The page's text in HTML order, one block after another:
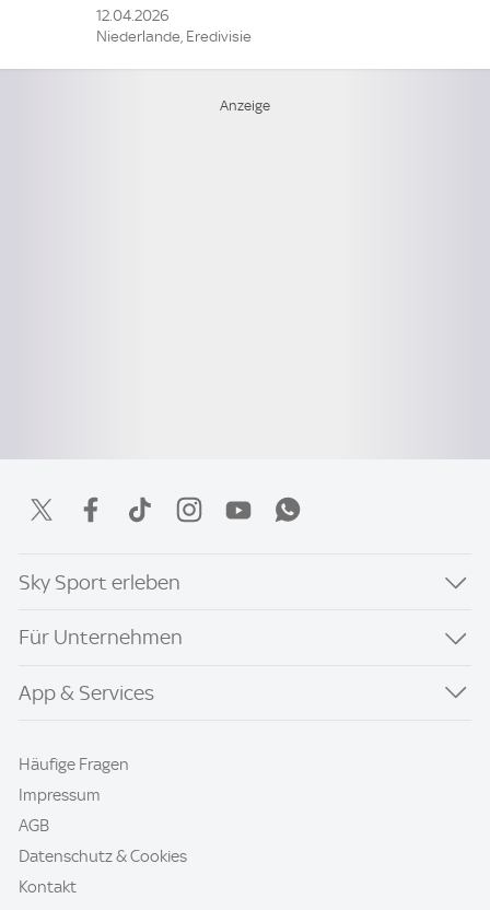
12.04.2026
Niederlande, Eredivisie
Sky Sport erleben
Für Unternehmen
App & Services
Häufige Fragen
Impressum
AGB
Datenschutz & Cookies
Kontakt